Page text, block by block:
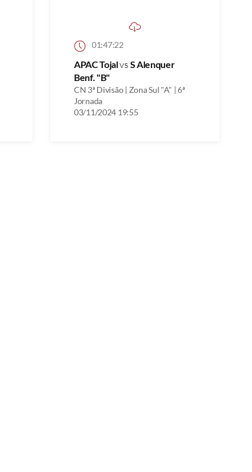
01:47:22
APAC Tojalvs S Alenquer
Benf. "B"
CN 3ª Divisão | Zona Sul "A" | 6ª
Jornada
03/11/2024 19:55